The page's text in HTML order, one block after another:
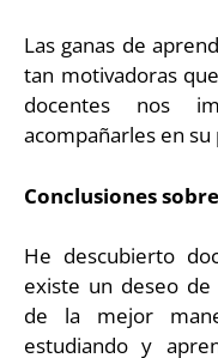
Las ganas de
tan motivadoras
docentes nos
acompañarles en
Conclusiones
He descubierto
existe un deseo
de la mejor
estudiando y